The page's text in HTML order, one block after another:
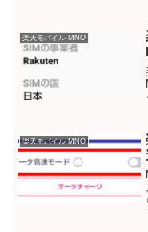
楽天モバイル MNO
楽天モバイル MNO